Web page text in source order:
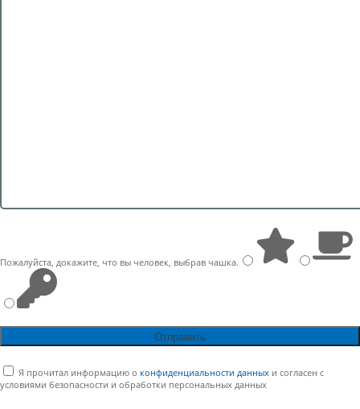
Пожалуйста, докажите, что вы человек, выбрав чашка.
Я прочитал информацию о конфиденциальности данных и согласен с
условиями безопасности и обработки персональных данных